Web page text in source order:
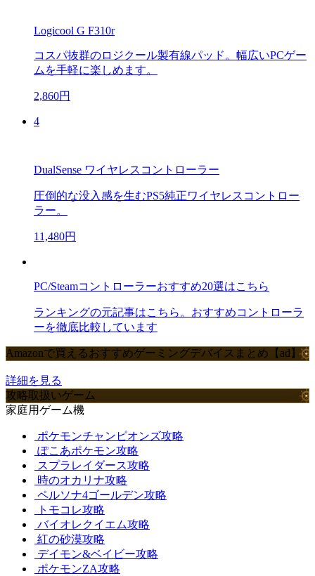
Logicool G F310r
コスパ抜群のロジクール製有線パッド。幅広いPCゲー
ムを手軽に楽しめます。
2,860円
4
DualSense ワイヤレスコントローラー
圧倒的な没入感を生むPS5純正ワイヤレスコントロー
ラー。
11,480円
PC/Steamコントローラーおすすめ20選はこちら
ランキングの元記事はこちら。おすすめコントローラ
ーを徹底比較しています
Amazonで買えるおすすめゲーミングデバイスまとめ【ad】
詳細を見る
攻略取扱いゲーム
家庭用ゲーム機
ポケモンチャンピオンズ攻略
ぽこあポケモン攻略
スプラレイダース攻略
時のオカリナ攻略
ペルソナ4ゴールデン攻略
トモコレ攻略
バイオレクイエム攻略
紅の砂漠攻略
デイモン&ベイビー攻略
ポケモンZA攻略